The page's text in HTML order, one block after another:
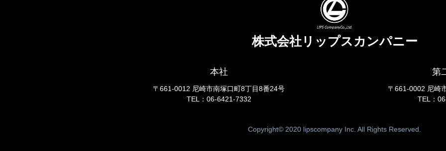
株式会社リップスカンパニー
本社
〒661-0012 尼崎市南塚口町8丁目8番24号
TEL：06-6421-7332
第
〒661-0002 尼崎
TEL：06
Copyright© 2020 lipscompany Inc. All Rights Reserved.